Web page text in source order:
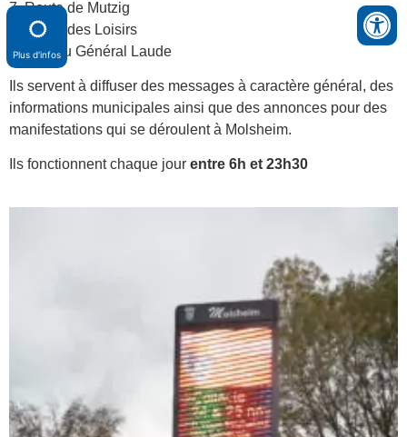
7. Route de Mutzig
8. Route des Loisirs
9. Rue du Général Laude
Ils servent à diffuser des messages à caractère général, des
informations municipales ainsi que des annonces pour des
manifestations qui se déroulent à Molsheim.
Ils fonctionnent chaque jour entre 6h et 23h30
Plus d'infos